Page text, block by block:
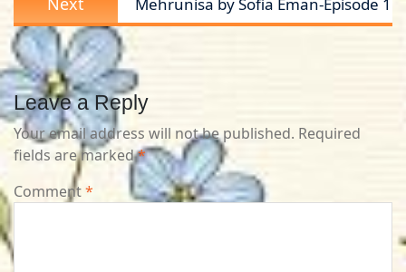
post:
Leave a Reply
Your email address will not be published. Required
fields are marked*
Comment*